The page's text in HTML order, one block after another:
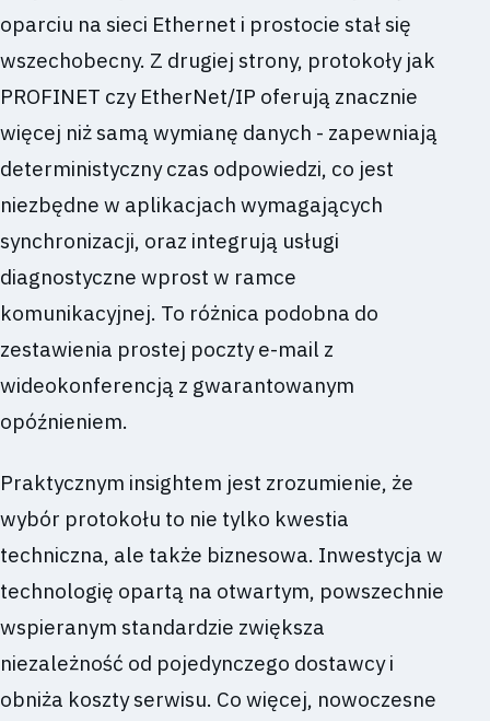
oparciu na sieci Ethernet i prostocie stał się
wszechobecny. Z drugiej strony, protokoły jak
PROFINET czy EtherNet/IP oferują znacznie
więcej niż samą wymianę danych - zapewniają
deterministyczny czas odpowiedzi, co jest
niezbędne w aplikacjach wymagających
synchronizacji, oraz integrują usługi
diagnostyczne wprost w ramce
komunikacyjnej. To różnica podobna do
zestawienia prostej poczty e-mail z
wideokonferencją z gwarantowanym
opóźnieniem.
Praktycznym insightem jest zrozumienie, że
wybór protokołu to nie tylko kwestia
techniczna, ale także biznesowa. Inwestycja w
technologię opartą na otwartym, powszechnie
wspieranym standardzie zwiększa
niezależność od pojedynczego dostawcy i
obniża koszty serwisu. Co więcej, nowoczesne